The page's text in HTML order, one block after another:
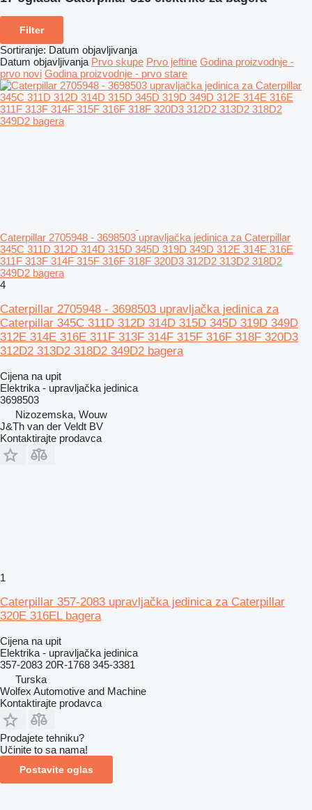
Filter
Sortiranje: Datum objavljivanja
Datum objavljivanja Prvo skupe Prvo jeftine Godina proizvodnje -
prvo novi Godina proizvodnje - prvo stare
Caterpillar 2705948 - 3698503 upravljačka jedinica za Caterpillar
345C 311D 312D 314D 315D 345D 319D 349D 312E 314E 316E
311F 313F 314F 315F 316F 318F 320D3 312D2 313D2 318D2
349D2 bagera
4
Caterpillar 2705948 - 3698503 upravljačka jedinica za
Caterpillar 345C 311D 312D 314D 315D 345D 319D 349D
312E 314E 316E 311F 313F 314F 315F 316F 318F 320D3
312D2 313D2 318D2 349D2 bagera
Cijena na upit
Elektrika - upravljačka jedinica
3698503
Nizozemska, Wouw
J&Th van der Veldt BV
Kontaktirajte prodavca
1
Caterpillar 357-2083 upravljačka jedinica za Caterpillar
320E 316EL bagera
Cijena na upit
Elektrika - upravljačka jedinica
357-2083 20R-1768 345-3381
Turska
Wolfex Automotive and Machine
Kontaktirajte prodavca
Prodajete tehniku?
Učinite to sa nama!
Postavite oglas